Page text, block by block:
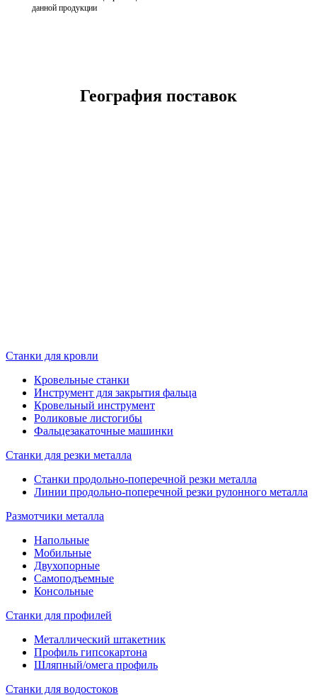
данной продукции
География поставок
Станки для кровли
Кровельные станки
Инструмент для закрытия фальца
Кровельный инструмент
Роликовые листогибы
Фальцезакаточные машинки
Станки для резки металла
Станки продольно-поперечной резки металла
Линии продольно-поперечной резки рулонного металла
Размотчики металла
Напольные
Мобильные
Двухопорные
Самоподъемные
Консольные
Станки для профилей
Металлический штакетник
Профиль гипсокартона
Шляпный/омега профиль
Станки для водостоков